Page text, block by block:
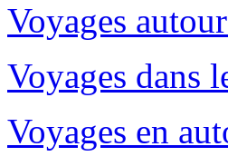
Voyages
Voyages dans
Voyages en